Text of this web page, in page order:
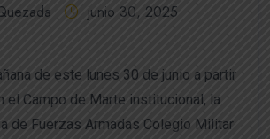
junio 30, 2025
de este lunes 30 de junio a partir
el Campo de Marte institucional, la
de Fuerzas Armadas Colegio Militar